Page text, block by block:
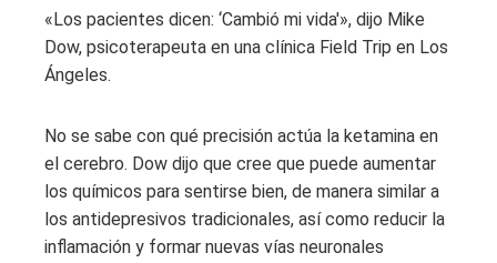
«Los pacientes dicen: ‘Cambió mi vida'», dijo Mike
Dow, psicoterapeuta en una clínica Field Trip en Los
Ángeles.
No se sabe con qué precisión actúa la ketamina en
el cerebro. Dow dijo que cree que puede aumentar
los químicos para sentirse bien, de manera similar a
los antidepresivos tradicionales, así como reducir la
inflamación y formar nuevas vías neuronales